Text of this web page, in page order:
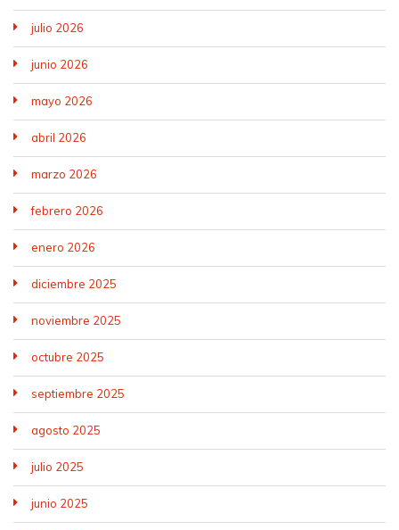
julio 2026
junio 2026
mayo 2026
abril 2026
marzo 2026
febrero 2026
enero 2026
diciembre 2025
noviembre 2025
octubre 2025
septiembre 2025
agosto 2025
julio 2025
junio 2025